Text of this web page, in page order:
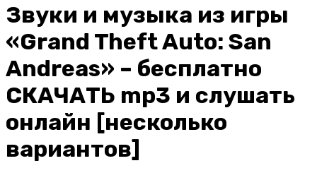
Звуки и музыка из игры
«Grand Theft Auto: San
Andreas» – бесплатно
СКАЧАТЬ mp3 и слушать
онлайн [несколько
вариантов]